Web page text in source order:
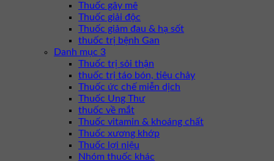
Thuốc gây mê
Thuốc giải độc
Thuốc giảm đau & hạ sốt
thuốc trị bệnh Gan
Danh mục 3
Thuốc trị sỏi thận
thuốc trị táo bón, tiêu chảy
Thuốc ức chế miễn dịch
Thuốc Ung Thư
thuốc về mắt
Thuốc vitamin & khoáng chất
Thuốc xương khớp
Thuốc lợi niệu
Nhóm thuốc khác